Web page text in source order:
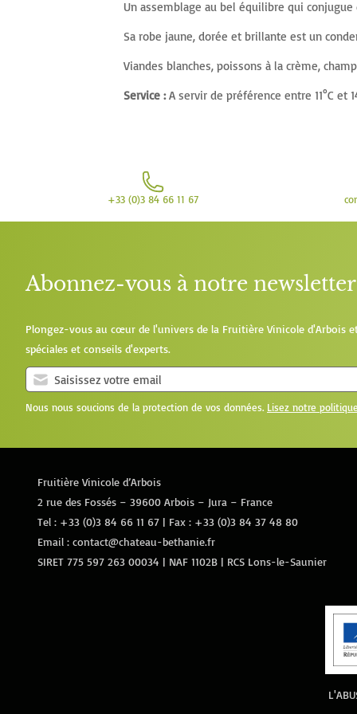
Un assemblage au bel équilibre qui
Sa robe jaune, dorée et brillante est un
Viandes blanches, poissons à la crème,
Service :A servir de préférence entre 11°C et
+33 (0)3 84 66 11 67
Abonnez-vous à notre newsletter
Plongez-vous au cœur de l'univers de la Fruitière Vinicole d'Arbois
spéciales et conseils d'experts.
Nous nous soucions de la protection de vos données. Lisez notre
Fruitière Vinicole d’Arbois
2 rue des Fossés – 39600 Arbois – Jura – France
Tel : +33 (0)3 84 66 11 67 | Fax : +33 (0)3 84 37 48 80
Email : contact@chateau-bethanie.fr
SIRET 775 597 263 00034 | NAF 1102B | RCS Lons-le-Saunier